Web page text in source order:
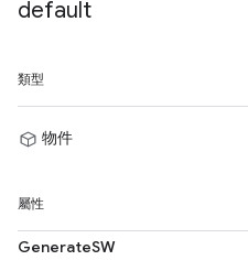
default
類型
物件
屬性
GenerateSW